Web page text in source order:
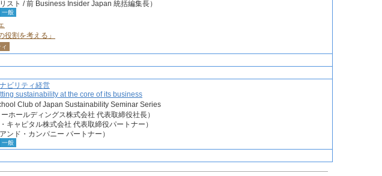
スト / 前 Business Insider Japan 統括編集長）
一般
役割を考える」
ビリティ経営
sustainability at the core of its business
Club of Japan Sustainability Seminar Series
ーホールディングス株式会社 代表取締役社長）
キャピタル株式会社 代表取締役パートナー）
ンド・カンパニー パートナー）
一般